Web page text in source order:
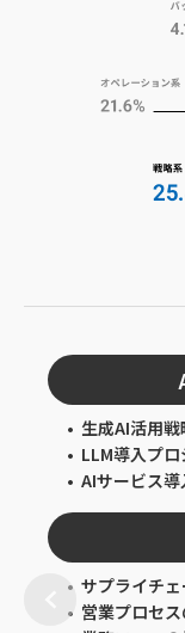
生成AI活用
LLM導入プ
AIサービス
サプライチ
営業プロセ